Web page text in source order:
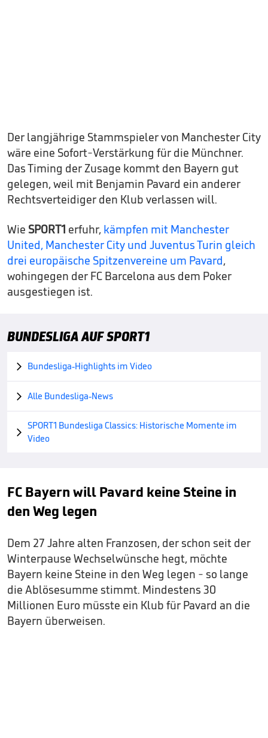
Der langjährige Stammspieler von Manchester City
wäre eine Sofort-Verstärkung für die Münchner.
Das Timing der Zusage kommt den Bayern gut
gelegen, weil mit Benjamin Pavard ein anderer
Rechtsverteidiger den Klub verlassen will.
Wie SPORT1 erfuhr, kämpfen mit Manchester
United, Manchester City und Juventus Turin gleich
drei europäische Spitzenvereine um Pavard,
wohingegen der FC Barcelona aus dem Poker
ausgestiegen ist.
BUNDESLIGA AUF SPORT1
 Bundesliga-Highlights im Video
 Alle Bundesliga-News

SPORT1 Bundesliga Classics: Historische Momente im
Video
FC Bayern will Pavard keine Steine in
den Weg legen
Dem 27 Jahre alten Franzosen, der schon seit der
Winterpause Wechselwünsche hegt, möchte
Bayern keine Steine in den Weg legen - so lange
die Ablösesumme stimmt. Mindestens 30
Millionen Euro müsste ein Klub für Pavard an die
Bayern überweisen.